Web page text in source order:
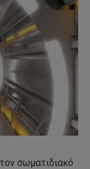
σωματιδιακό